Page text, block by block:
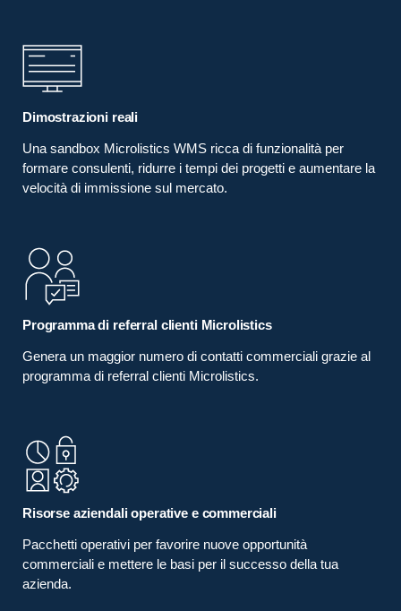
Dimostrazioni reali
Una sandbox Microlistics WMS ricca di funzionalità per
formare consulenti, ridurre i tempi dei progetti e aumentare la
velocità di immissione sul mercato.
Programma di referral clienti Microlistics
Genera un maggior numero di contatti commerciali grazie al
programma di referral clienti Microlistics.
Risorse aziendali operative e commerciali
Pacchetti operativi per favorire nuove opportunità
commerciali e mettere le basi per il successo della tua
azienda.